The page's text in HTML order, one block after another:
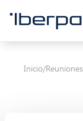
Iberpay
Inicio/Reuniones